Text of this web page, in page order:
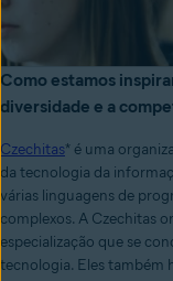
Como estamos
diversidade e a
Czechitas* é uma
da tecnologia da
várias linguagens de
complexos. A Czechitas
especialização que se
tecnologia. Eles também